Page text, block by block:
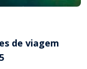
de viagem